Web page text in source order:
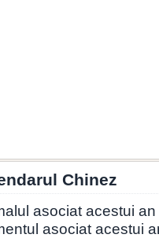
Chinez
asociat acestui
asociat acestui